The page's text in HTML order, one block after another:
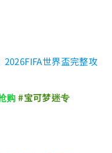
2026FIFA世界盃完整攻
购 #宝可梦迷专